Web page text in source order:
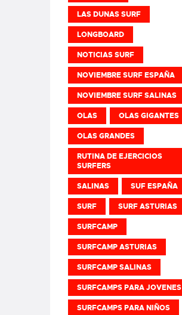
LAS DUNAS SURF
LONGBOARD
NOTICIAS SURF
NOVIEMBRE SURF ESPAÑA
NOVIEMBRE SURF SALINAS
OLAS OLAS GIGANTES
OLAS GRANDES
RUTINA DE EJERCICIOS
SURFERS
SALINAS SUF ESPAÑA
SURF SURF ASTURIAS
SURFCAMP
SURFCAMP ASTURIAS
SURFCAMP SALINAS
SURFCAMPS PARA JOVENES
SURFCAMPS PARA NIÑOS